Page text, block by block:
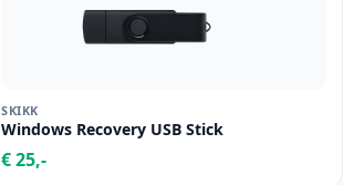
SKIKK
Windows Recovery USB Stick
€ 25,-